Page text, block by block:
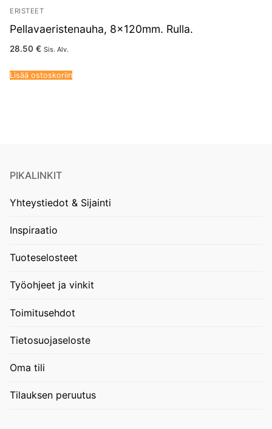
ERISTEET
Pellavaeristenauha, 8x120mm. Rulla.
28.50 € Sis. Alv.
Lisää ostoskoriin
PIKALINKIT
Yhteystiedot & Sijainti
Inspiraatio
Tuoteselosteet
Työohjeet ja vinkit
Toimitusehdot
Tietosuojaseloste
Oma tili
Tilauksen peruutus